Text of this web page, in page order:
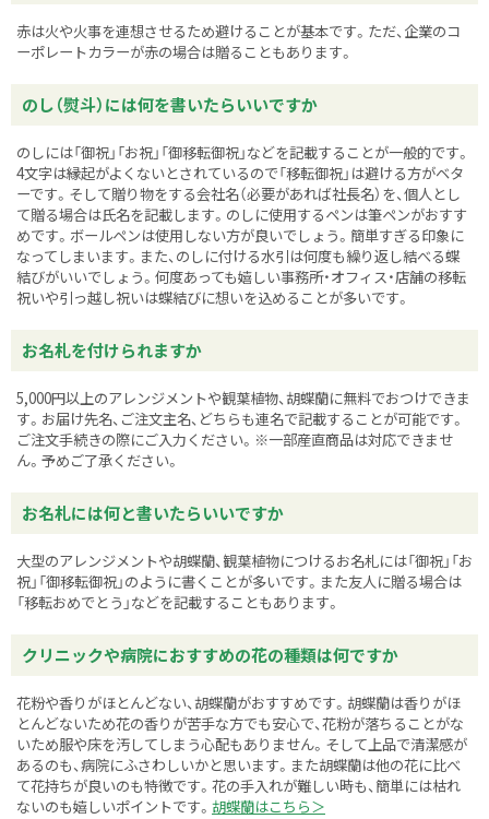
赤は火や火事を連想させるため避けることが基本です。ただ、企業のコ
ーポレートカラーが赤の場合は贈ることもあります。
のし（熨斗）には何を書いたらいいですか
のしには「御祝」「お祝」「御移転御祝」などを記載することが一般的です。
4文字は縁起がよくないとされているので「移転御祝」は避ける方がベタ
ーです。そして贈り物をする会社名（必要があれば社長名）を、個人とし
て贈る場合は氏名を記載します。のしに使用するペンは筆ペンがおすす
めです。ボールペンは使用しない方が良いでしょう。簡単すぎる印象に
なってしまいます。また、のしに付ける水引は何度も繰り返し結べる蝶
結びがいいでしょう。何度あっても嬉しい事務所・オフィス・店舗の移転
祝いや引っ越し祝いは蝶結びに想いを込めることが多いです。
お名札を付けられますか
5,000円以上のアレンジメントや観葉植物、胡蝶蘭に無料でおつけできま
す。お届け先名、ご注文主名、どちらも連名で記載することが可能です。
ご注文手続きの際にご入力ください。※一部産直商品は対応できませ
ん。予めご了承ください。
お名札には何と書いたらいいですか
大型のアレンジメントや胡蝶蘭、観葉植物につけるお名札には「御祝」「お
祝」「御移転御祝」のように書くことが多いです。また友人に贈る場合は
「移転おめでとう」などを記載することもあります。
クリニックや病院におすすめの花の種類は何ですか
花粉や香りがほとんどない、胡蝶蘭がおすすめです。胡蝶蘭は香りがほ
とんどないため花の香りが苦手な方でも安心で、花粉が落ちることがな
いため服や床を汚してしまう心配もありません。そして上品で清潔感が
あるのも、病院にふさわしいかと思います。また胡蝶蘭は他の花に比べ
て花持ちが良いのも特徴です。花の手入れが難しい時も、簡単には枯れ
ないのも嬉しいポイントです。 胡蝶蘭はこちら＞